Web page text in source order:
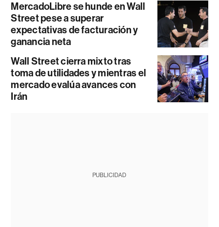
MercadoLibre se hunde en Wall
Street pese a superar
expectativas de facturación y
ganancia neta
Wall Street cierra mixto tras
toma de utilidades y mientras el
mercado evalúa avances con
Irán
PUBLICIDAD